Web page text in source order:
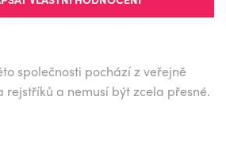
společnosti pochází z veřejně
rejstříků a nemusí být zcela přesné.